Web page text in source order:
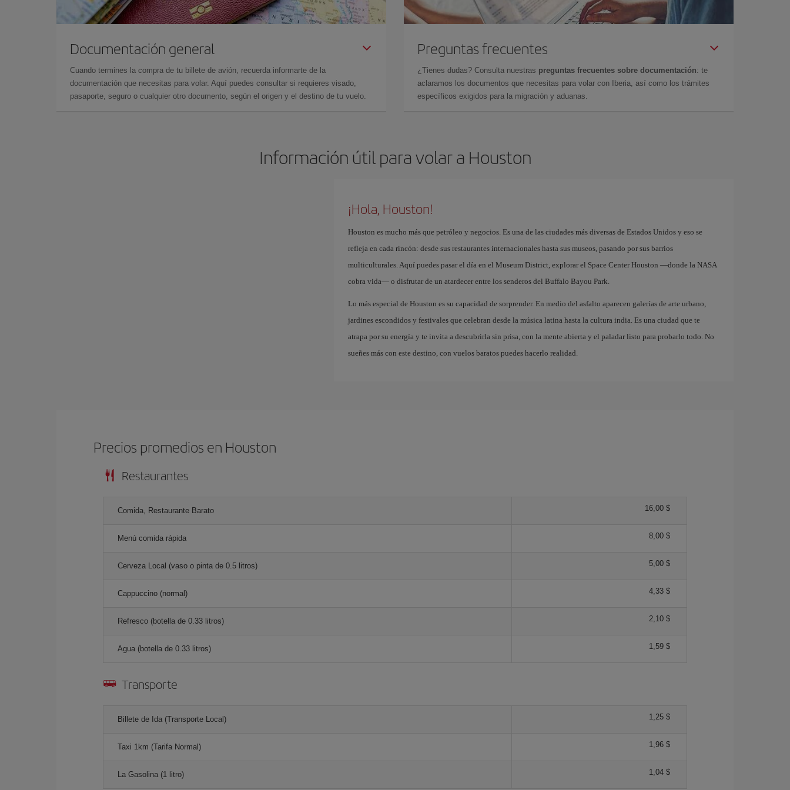
Documentación general
Cuando termines la compra de tu billete de avión, recuerda informarte de la
documentación que necesitas para volar. Aquí puedes consultar si requieres visado,
pasaporte, seguro o cualquier otro documento, según el origen y el destino de tu vuelo.
Preguntas frecuentes
¿Tienes dudas? Consulta nuestras preguntas frecuentes sobre documentación: te
aclaramos los documentos que necesitas para volar con Iberia, así como los trámites
específicos exigidos para la migración y aduanas.
Información útil para volar a Houston
¡Hola, Houston!
Houston es mucho más que petróleo y negocios. Es una de las ciudades más diversas de Estados Unidos y eso se
refleja en cada rincón: desde sus restaurantes internacionales hasta sus museos, pasando por sus barrios
multiculturales. Aquí puedes pasar el día en el Museum District, explorar el Space Center Houston —donde la NASA
cobra vida— o disfrutar de un atardecer entre los senderos del Buffalo Bayou Park.
Lo más especial de Houston es su capacidad de sorprender. En medio del asfalto aparecen galerías de arte urbano,
jardines escondidos y festivales que celebran desde la música latina hasta la cultura india. Es una ciudad que te
atrapa por su energía y te invita a descubrirla sin prisa, con la mente abierta y el paladar listo para probarlo todo. No
sueñes más con este destino, con vuelos baratos puedes hacerlo realidad.
Precios promedios en Houston
Restaurantes
Comida, Restaurante Barato 16,00 $
Menú comida rápida 8,00 $
Cerveza Local (vaso o pinta de 0.5 litros) 5,00 $
Cappuccino (normal) 4,33 $
Refresco (botella de 0.33 litros) 2,10 $
Agua (botella de 0.33 litros) 1,59 $
Transporte
Billete de Ida (Transporte Local) 1,25 $
Taxi 1km (Tarifa Normal) 1,96 $
La Gasolina (1 litro) 1,04 $